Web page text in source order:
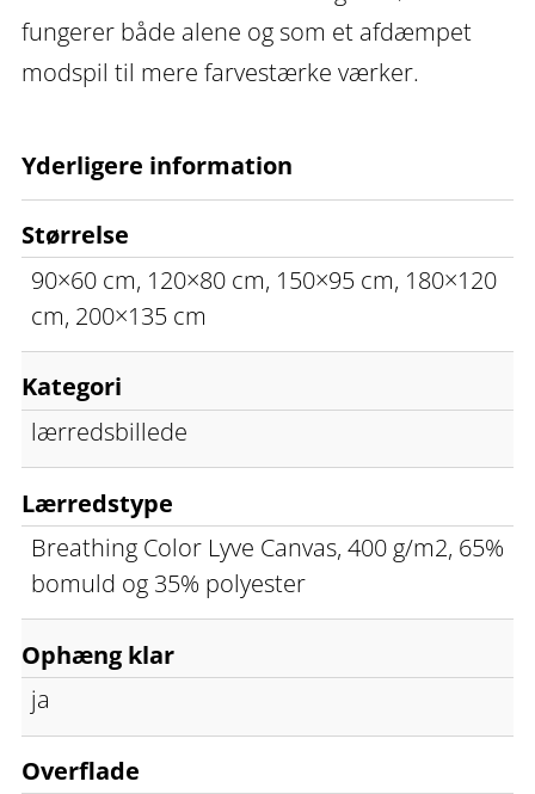
fungerer både alene og som et afdæmpet
modspil til mere farvestærke værker.
Yderligere information
Størrelse
90×60 cm, 120×80 cm, 150×95 cm, 180×120
cm, 200×135 cm
Kategori
lærredsbillede
Lærredstype
Breathing Color Lyve Canvas, 400 g/m2, 65%
bomuld og 35% polyester
Ophæng klar
ja
Overflade